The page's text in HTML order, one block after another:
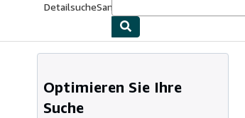
DetailsucheSammlungen
Optimieren Sie Ihre
Suche